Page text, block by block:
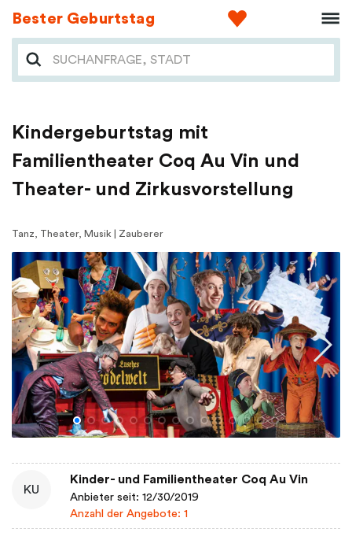
Bester Geburtstag
Kindergeburtstag mit
Familientheater Coq Au Vin und
Theater- und Zirkusvorstellung
Tanz, Theater, Musik | Zauberer
KU
Kinder- und Familientheater Coq Au Vin
Anbieter seit: 12/30/2019
Anzahl der Angebote: 1